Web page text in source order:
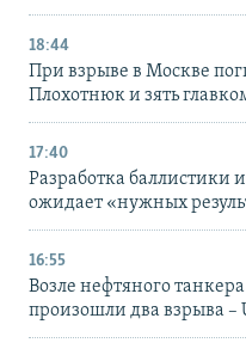
18:44
При взрыве в Москве
Плохотнюк и зять
17:40
Разработка баллистики
ожидает «нужных
16:55
Возле нефтяного
произошли два взрыва –